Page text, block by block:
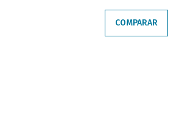
COMPARAR